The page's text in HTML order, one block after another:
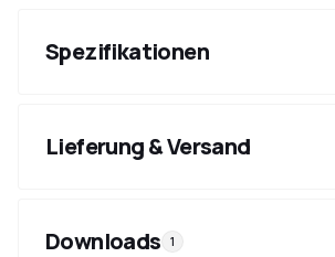
Spezifikationen
Lieferung & Versand
Downloads 1